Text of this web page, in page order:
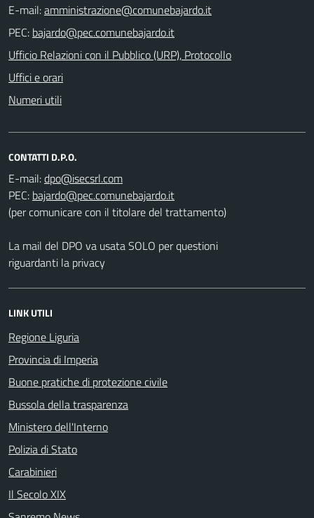
E-mail:
PEC:
Ufficio Relazioni con il Pubblico (URP), Protocollo
Uffici e orari
Numeri utili
CONTATTI D.P.O.
E-mail:
PEC:
(per comunicare con il titolare del trattamento)
La mail del DPO va usata SOLO per questioni
riguardanti la privacy
LINK UTILI
Regione Liguria
Provincia di Imperia
Buone pratiche di protezione civile
Bussola della trasparenza
Ministero dell'Interno
Polizia di Stato
Carabinieri
Il Secolo XIX